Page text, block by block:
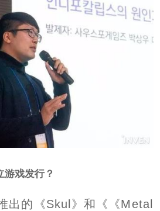
游戏发行？
出的《Skul》和《《Metal